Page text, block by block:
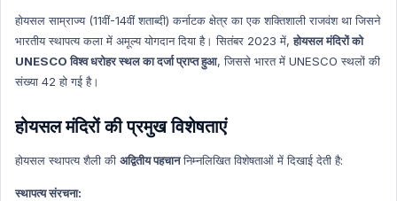
INDIAN ECONOMY ENGLISH
Science & Technology Hindi
Environment and Biodiversity Hindi
Global Index Hindi
Government Scheme
होयसल साम्राज्य (11वीं-14वीं शताब्दी) कर्नाटक क्षेत्र का एक शक्तिशाली राजवंश था जिसने
भारतीय स्थापत्य कला में अमूल्य योगदान दिया है। सितंबर 2023 में,होयसल मंदिरों को
UNESCO विश्व धरोहर स्थल का दर्जा प्राप्त हुआ, जिससे भारत में UNESCO स्थलों की
संख्या 42 हो गई है।
होयसल मंदिरों की प्रमुख विशेषताएं
होयसल स्थापत्य शैली की अद्वितीय पहचाननिम्नलिखित विशेषताओं में दिखाई देती है:
स्थापत्य संरचना: